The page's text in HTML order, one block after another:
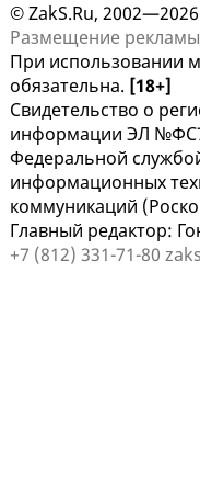
© ZakS.Ru,
Размещение рекламы
При использовании
обязательна. [18+]
Свидетельство о
информации ЭЛ
Федеральной
информационных
коммуникаций
Главный редактор:
+7 (812) 331-71-80